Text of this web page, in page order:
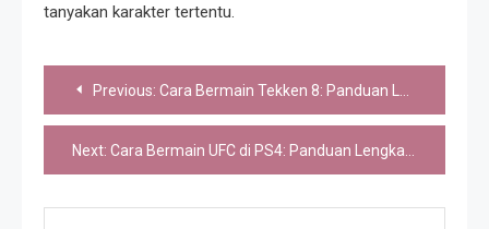
tanyakan karakter tertentu.
Post
navigation
Previous: Cara Bermain Tekken 8: Panduan Lengkap untuk Pemula dan Pemain Menengah
Next: Cara Bermain UFC di PS4: Panduan Lengkap untuk Pemula